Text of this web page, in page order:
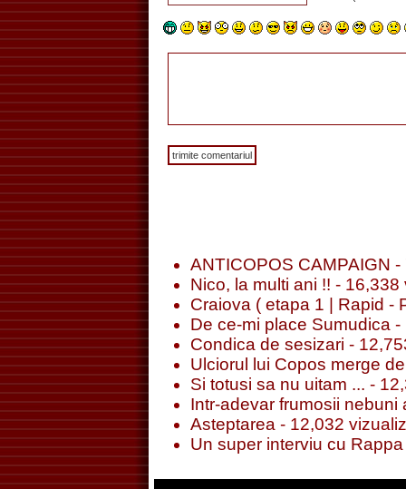
ANTICOPOS CAMPAIGN -
Nico, la multi ani !! - 16,338
Craiova ( etapa 1 | Rapid -
De ce-mi place Sumudica -
Condica de sesizari -
Ulciorul lui Copos merge
Si totusi sa nu uitam ... -
Intr-adevar frumosii nebuni
Asteptarea - 12,032
Un super interviu cu Rappa